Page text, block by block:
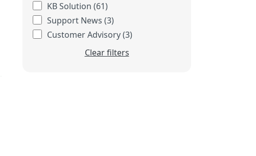
KB Solution (61)
Support News (3)
Customer Advisory (3)
Clear filters